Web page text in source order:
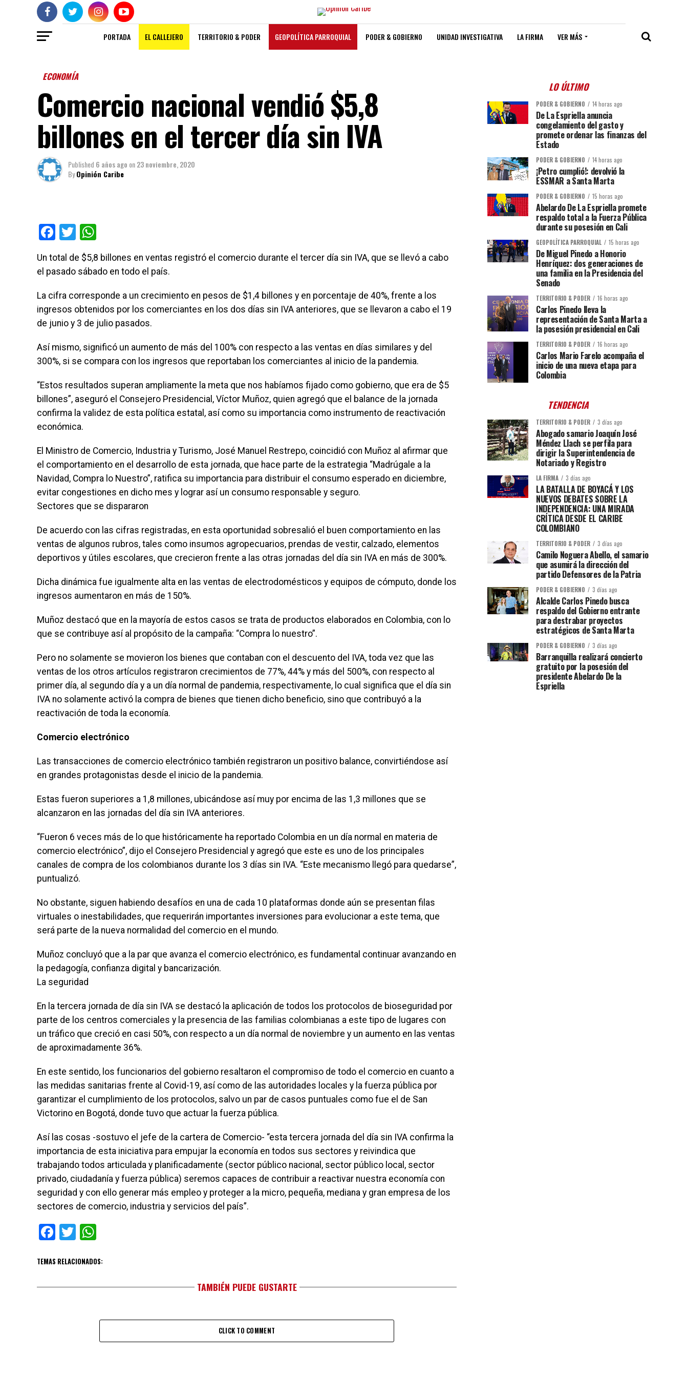
PORTADA EL CALLEJERO TERRITORIO & PODER GEOPOLÍTICA PARROQUIAL PODER & GOBIERNO UNIDAD INVESTIGATIVA LA FIRMA VER MÁS
ECONOMÍA
Comercio nacional vendió $5,8
billones en el tercer día sin IVA
Published 6 años ago on23 noviembre, 2020
ByOpinión Caribe
Facebook
Twitter
Un total de $5,8 billones en ventas registró el comercio durante el tercer día sin IVA, que se llevó a cabo
el pasado sábado en todo el país.
La cifra corresponde a un crecimiento en pesos de $1,4 billones y en porcentaje de 40%, frente a los
ingresos obtenidos por los comerciantes en los dos días sin IVA anteriores, que se llevaron a cabo el 19
de junio y 3 de julio pasados.
Así mismo, significó un aumento de más del 100% con respecto a las ventas en días similares y del
300%, si se compara con los ingresos que reportaban los comerciantes al inicio de la pandemia.
“Estos resultados superan ampliamente la meta que nos habíamos fijado como gobierno, que era de $5
billones”, aseguró el Consejero Presidencial, Víctor Muñoz, quien agregó que el balance de la jornada
confirma la validez de esta política estatal, así como su importancia como instrumento de reactivación
económica.
El Ministro de Comercio, Industria y Turismo, José Manuel Restrepo, coincidió con Muñoz al afirmar que
el comportamiento en el desarrollo de esta jornada, que hace parte de la estrategia “Madrúgale a la
Navidad, Compra lo Nuestro”, ratifica su importancia para distribuir el consumo esperado en diciembre,
evitar congestiones en dicho mes y lograr así un consumo responsable y seguro.
Sectores que se dispararon
De acuerdo con las cifras registradas, en esta oportunidad sobresalió el buen comportamiento en las
ventas de algunos rubros, tales como insumos agropecuarios, prendas de vestir, calzado, elementos
deportivos y útiles escolares, que crecieron frente a las otras jornadas del día sin IVA en más de 300%.
Dicha dinámica fue igualmente alta en las ventas de electrodomésticos y equipos de cómputo, donde los
ingresos aumentaron en más de 150%.
Muñoz destacó que en la mayoría de estos casos se trata de productos elaborados en Colombia, con lo
que se contribuye así al propósito de la campaña: “Compra lo nuestro”.
Pero no solamente se movieron los bienes que contaban con el descuento del IVA, toda vez que las
ventas de los otros artículos registraron crecimientos de 77%, 44% y más del 500%, con respecto al
primer día, al segundo día y a un día normal de pandemia, respectivamente, lo cual significa que el día sin
IVA no solamente activó la compra de bienes que tienen dicho beneficio, sino que contribuyó a la
reactivación de toda la economía.
Comercio electrónico
Las transacciones de comercio electrónico también registraron un positivo balance, convirtiéndose así
en grandes protagonistas desde el inicio de la pandemia.
Estas fueron superiores a 1,8 millones, ubicándose así muy por encima de las 1,3 millones que se
alcanzaron en las jornadas del día sin IVA anteriores.
“Fueron 6 veces más de lo que históricamente ha reportado Colombia en un día normal en materia de
comercio electrónico”, dijo el Consejero Presidencial y agregó que este es uno de los principales
canales de compra de los colombianos durante los 3 días sin IVA. “Este mecanismo llegó para quedarse”,
puntualizó.
No obstante, siguen habiendo desafíos en una de cada 10 plataformas donde aún se presentan filas
virtuales o inestabilidades, que requerirán importantes inversiones para evolucionar a este tema, que
será parte de la nueva normalidad del comercio en el mundo.
Muñoz concluyó que a la par que avanza el comercio electrónico, es fundamental continuar avanzando en
la pedagogía, confianza digital y bancarización.
La seguridad
En la tercera jornada de día sin IVA se destacó la aplicación de todos los protocolos de bioseguridad por
parte de los centros comerciales y la presencia de las familias colombianas a este tipo de lugares con
un tráfico que creció en casi 50%, con respecto a un día normal de noviembre y un aumento en las ventas
de aproximadamente 36%.
En este sentido, los funcionarios del gobierno resaltaron el compromiso de todo el comercio en cuanto a
las medidas sanitarias frente al Covid-19, así como de las autoridades locales y la fuerza pública por
garantizar el cumplimiento de los protocolos, salvo un par de casos puntuales como fue el de San
Victorino en Bogotá, donde tuvo que actuar la fuerza pública.
Así las cosas -sostuvo el jefe de la cartera de Comercio- “esta tercera jornada del día sin IVA confirma la
importancia de esta iniciativa para empujar la economía en todos sus sectores y reivindica que
trabajando todos articulada y planificadamente (sector público nacional, sector público local, sector
privado, ciudadanía y fuerza pública) seremos capaces de contribuir a reactivar nuestra economía con
seguridad y con ello generar más empleo y proteger a la micro, pequeña, mediana y gran empresa de los
sectores de comercio, industria y servicios del país”.
Facebook
Twitter
TEMAS RELACIONADOS:
TAMBIÉN PUEDE GUSTARTE
CLICK TO COMMENT
LO ÚLTIMO
PODER & GOBIERNO 14 horas ago
De La Espriella anuncia
congelamiento del gasto y
promete ordenar las finanzas del
Estado
PODER & GOBIERNO 14 horas ago
¡Petro cumplió!: devolvió la
ESSMAR a Santa Marta
PODER & GOBIERNO 15 horas ago
Abelardo De La Espriella promete
respaldo total a la Fuerza Pública
durante su posesión en Cali
GEOPOLÍTICA PARROQUIAL 15 horas ago
De Miguel Pinedo a Honorio
Henríquez: dos generaciones de
una familia en la Presidencia del
Senado
TERRITORIO & PODER 16 horas ago
Carlos Pinedo lleva la
representación de Santa Marta a
la posesión presidencial en Cali
TERRITORIO & PODER 16 horas ago
Carlos Mario Farelo acompaña el
inicio de una nueva etapa para
Colombia
TENDENCIA
TERRITORIO & PODER 3 días ago
Abogado samario Joaquín José
Méndez Llach se perfila para
dirigir la Superintendencia de
Notariado y Registro
LA FIRMA 3 días ago
LA BATALLA DE BOYACÁ Y LOS
NUEVOS DEBATES SOBRE LA
INDEPENDENCIA: UNA MIRADA
CRÍTICA DESDE EL CARIBE
COLOMBIANO
TERRITORIO & PODER 3 días ago
Camilo Noguera Abello, el samario
que asumirá la dirección del
partido Defensores de la Patria
PODER & GOBIERNO 3 días ago
Alcalde Carlos Pinedo busca
respaldo del Gobierno entrante
para destrabar proyectos
estratégicos de Santa Marta
PODER & GOBIERNO 3 días ago
Barranquilla realizará concierto
gratuito por la posesión del
presidente Abelardo De la
Espriella